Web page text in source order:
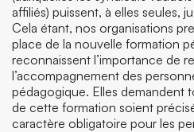
affiliés) puissent, à elles seules,
Cela étant, nos organisations
place de la nouvelle formation
reconnaissent l’importance de
l’accompagnement des
pédagogique. Elles demandent
de cette formation soient
caractère obligatoire pour les